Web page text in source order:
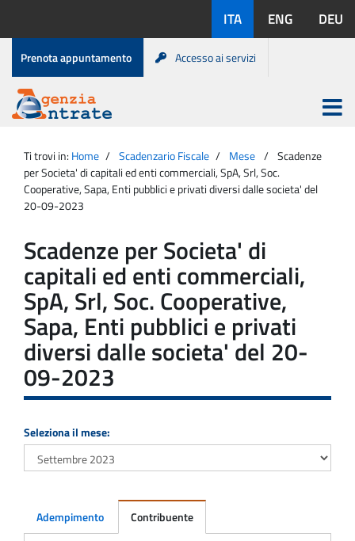
contenuto
disponibili:
ITA ENG DEU
Menu
di
servizio
Prenota appuntamento Accesso ai servizi
Agenzia
Entrate
Apri
menu
principale
Ti trovi in: Home Scadenzario Fiscale Mese
Scadenze
per Societa' di capitali ed enti commerciali, SpA, Srl, Soc.
Cooperative, Sapa, Enti pubblici e privati diversi dalle societa' del
20-09-2023
Scadenze per Societa' di
capitali ed enti commerciali,
SpA, Srl, Soc. Cooperative,
Sapa, Enti pubblici e privati
diversi dalle societa' del 20-
09-2023
Seleziona il mese:
Adempimento Contribuente